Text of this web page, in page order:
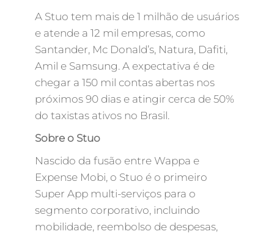
A Stuo tem mais de 1 milhão de usuários
e atende a 12 mil empresas, como
Santander, Mc Donald’s, Natura, Dafiti,
Amil e Samsung. A expectativa é de
chegar a 150 mil contas abertas nos
próximos 90 dias e atingir cerca de 50%
do taxistas ativos no Brasil.
Sobre o Stuo
Nascido da fusão entre Wappa e
Expense Mobi, o Stuo é o primeiro
Super App multi-serviços para o
segmento corporativo, incluindo
mobilidade, reembolso de despesas,